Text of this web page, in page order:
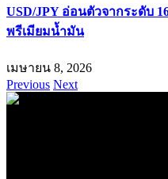
USD/JPY อ่อนตัวจากระดับ
พรีเมียมน้ำมัน
เมษายน 8, 2026
Previous Next